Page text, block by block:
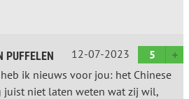
PUFFELEN 12-07-2023
5
ik nieuws voor jou: het Chinese
juist niet laten weten wat zij wil,